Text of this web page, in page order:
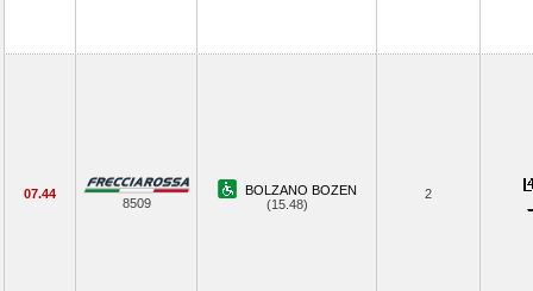
07.44
8509
BOLZANO BOZEN
(15.48)
2